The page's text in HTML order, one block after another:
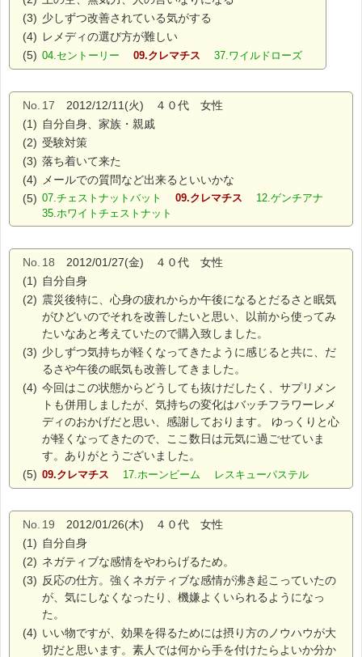
(3) 少しずつ改善されている気がする
(4) レメディの選び方が難しい
(5) 04.セントーリー 09.クレマチス 37.ワイルドローズ
No. 17 2012/12/11(火) ４０代 女性
(1) 自分自身、家族・親戚
(2) 受験対策
(3) 落ち着いて来た
(4)
メールでの質問など出来るといいかな
(5) 07.チェストナットバット 09.クレマチス
12.ゲンチアナ
35.ホワイトチェストナット
No. 18 2012/01/27(金) ４０代 女性
(1) 自分自身
(2) 震災後特に、心身の疲れからか午後になるとだるさと眠気
がひどいのでそれを改善したいと思い、以前から使ってみ
たいなあと考えていたので購入致しました。
(3) 少しずつ気持ちが軽くなってきたように感じると共に、だ
るさや午後の眠気も改善してきました。
(4) 今回はこの状態からどうしても抜けだしたく、サプリメン
トも併用しましたが、気持ちの変化はバッチフラワーレメ
ディのおかげだと思い、感謝しております。 ゆっくりと心
が軽くなってきたので、ここ数日は元気に過ごせていま
す。ありがとうございました。
(5) 09.クレマチス 17.ホーンビーム レスキューパステル
No. 19 2012/01/26(木) ４０代 女性
(1) 自分自身
(2) ネガティブな感情をやわらげるため。
(3) 反応の仕方。強くネガティブな感情が沸き起こっていたの
が、気にしなくなったり、機嫌よくいられるようになっ
た。
(4) いい物ですが、効果を得るためには摂り方のノウハウが大
切だと思います。素人では何から手を付けたらよいか分か